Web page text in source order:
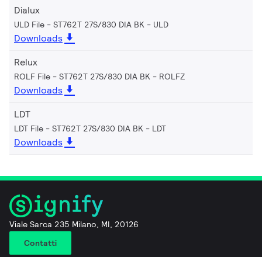
Dialux
ULD File - ST762T 27S/830 DIA BK ULD
Downloads
Relux
ROLF File - ST762T 27S/830 DIA BK ROLFZ
Downloads
LDT
LDT File - ST762T 27S/830 DIA BK LDT
Downloads
Viale Sarca 235 Milano, MI, 20126
Contatti